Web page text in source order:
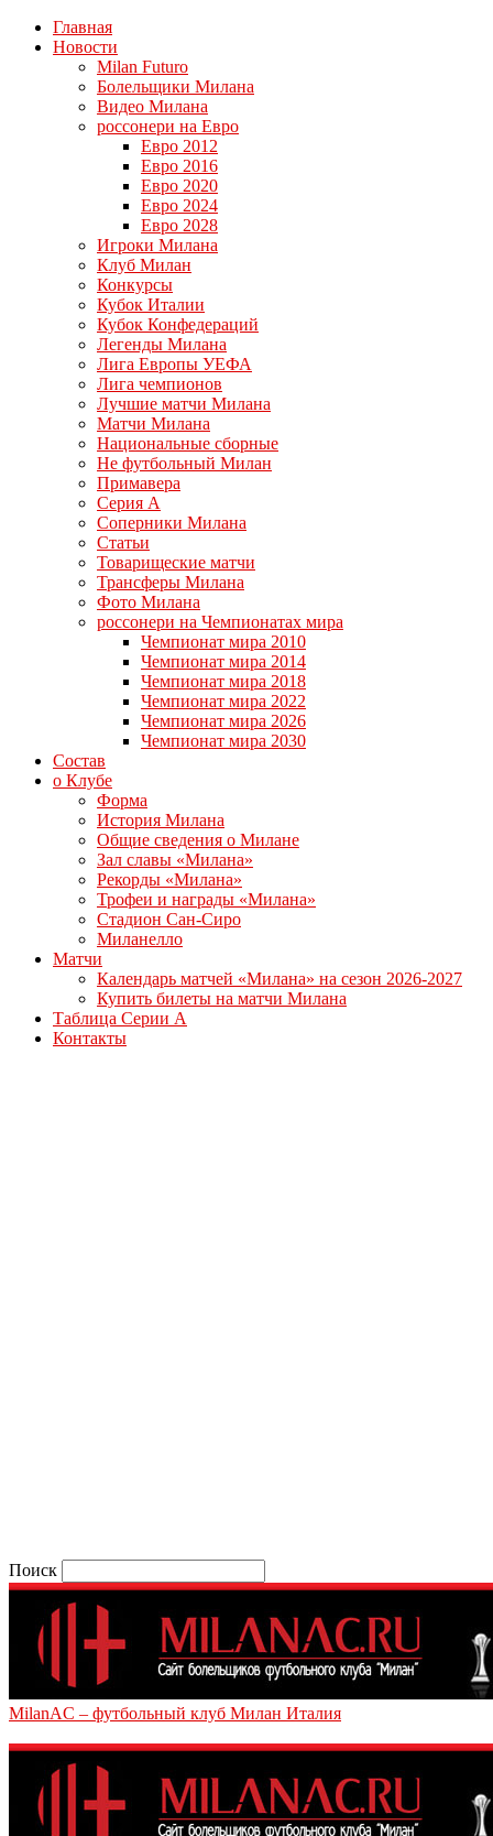
Главная
Новости
Milan Futuro
Болельщики Милана
Видео Милана
россонери на Евро
Евро 2012
Евро 2016
Евро 2020
Евро 2024
Евро 2028
Игроки Милана
Клуб Милан
Конкурсы
Кубок Италии
Кубок Конфедераций
Легенды Милана
Лига Европы УЕФА
Лига чемпионов
Лучшие матчи Милана
Матчи Милана
Национальные сборные
Не футбольный Милан
Примавера
Серия А
Соперники Милана
Статьи
Товарищеские матчи
Трансферы Милана
Фото Милана
россонери на Чемпионатах мира
Чемпионат мира 2010
Чемпионат мира 2014
Чемпионат мира 2018
Чемпионат мира 2022
Чемпионат мира 2026
Чемпионат мира 2030
Состав
о Клубе
Форма
История Милана
Общие сведения о Милане
Зал славы «Милана»
Рекорды «Милана»
Трофеи и награды «Милана»
Стадион Сан-Сиро
Миланелло
Матчи
Календарь матчей «Милана» на сезон 2026-2027
Купить билеты на матчи Милана
Таблица Серии А
Контакты
Поиск
MilanAC – футбольный клуб Милан Италия